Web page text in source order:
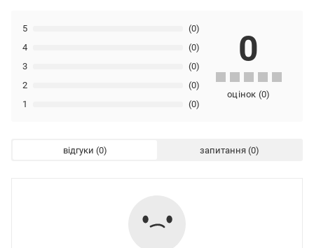
1 (0)
2 (0)
3 (0)
4 (0)
5 (0)
0
оцінок (0)
відгуки запитання